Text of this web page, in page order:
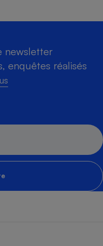
newsletter
enquêtes réalisés